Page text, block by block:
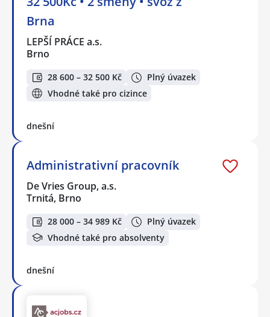
Brna
LEPŠÍ PRÁCE a.s.
Brno
28 600 – 32 500 Kč
Plný úvazek
Vhodné také pro cizince
dnešní
Administrativní pracovník
De Vries Group, a.s.
Trnitá, Brno
28 000 – 34 989 Kč
Plný úvazek
Vhodné také pro absolventy
dnešní